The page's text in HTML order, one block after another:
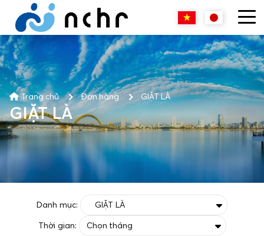
Trang chủ Đơn hàng GIẶT LÀ
GIẶT LÀ
Danh mục:
Thời gian: